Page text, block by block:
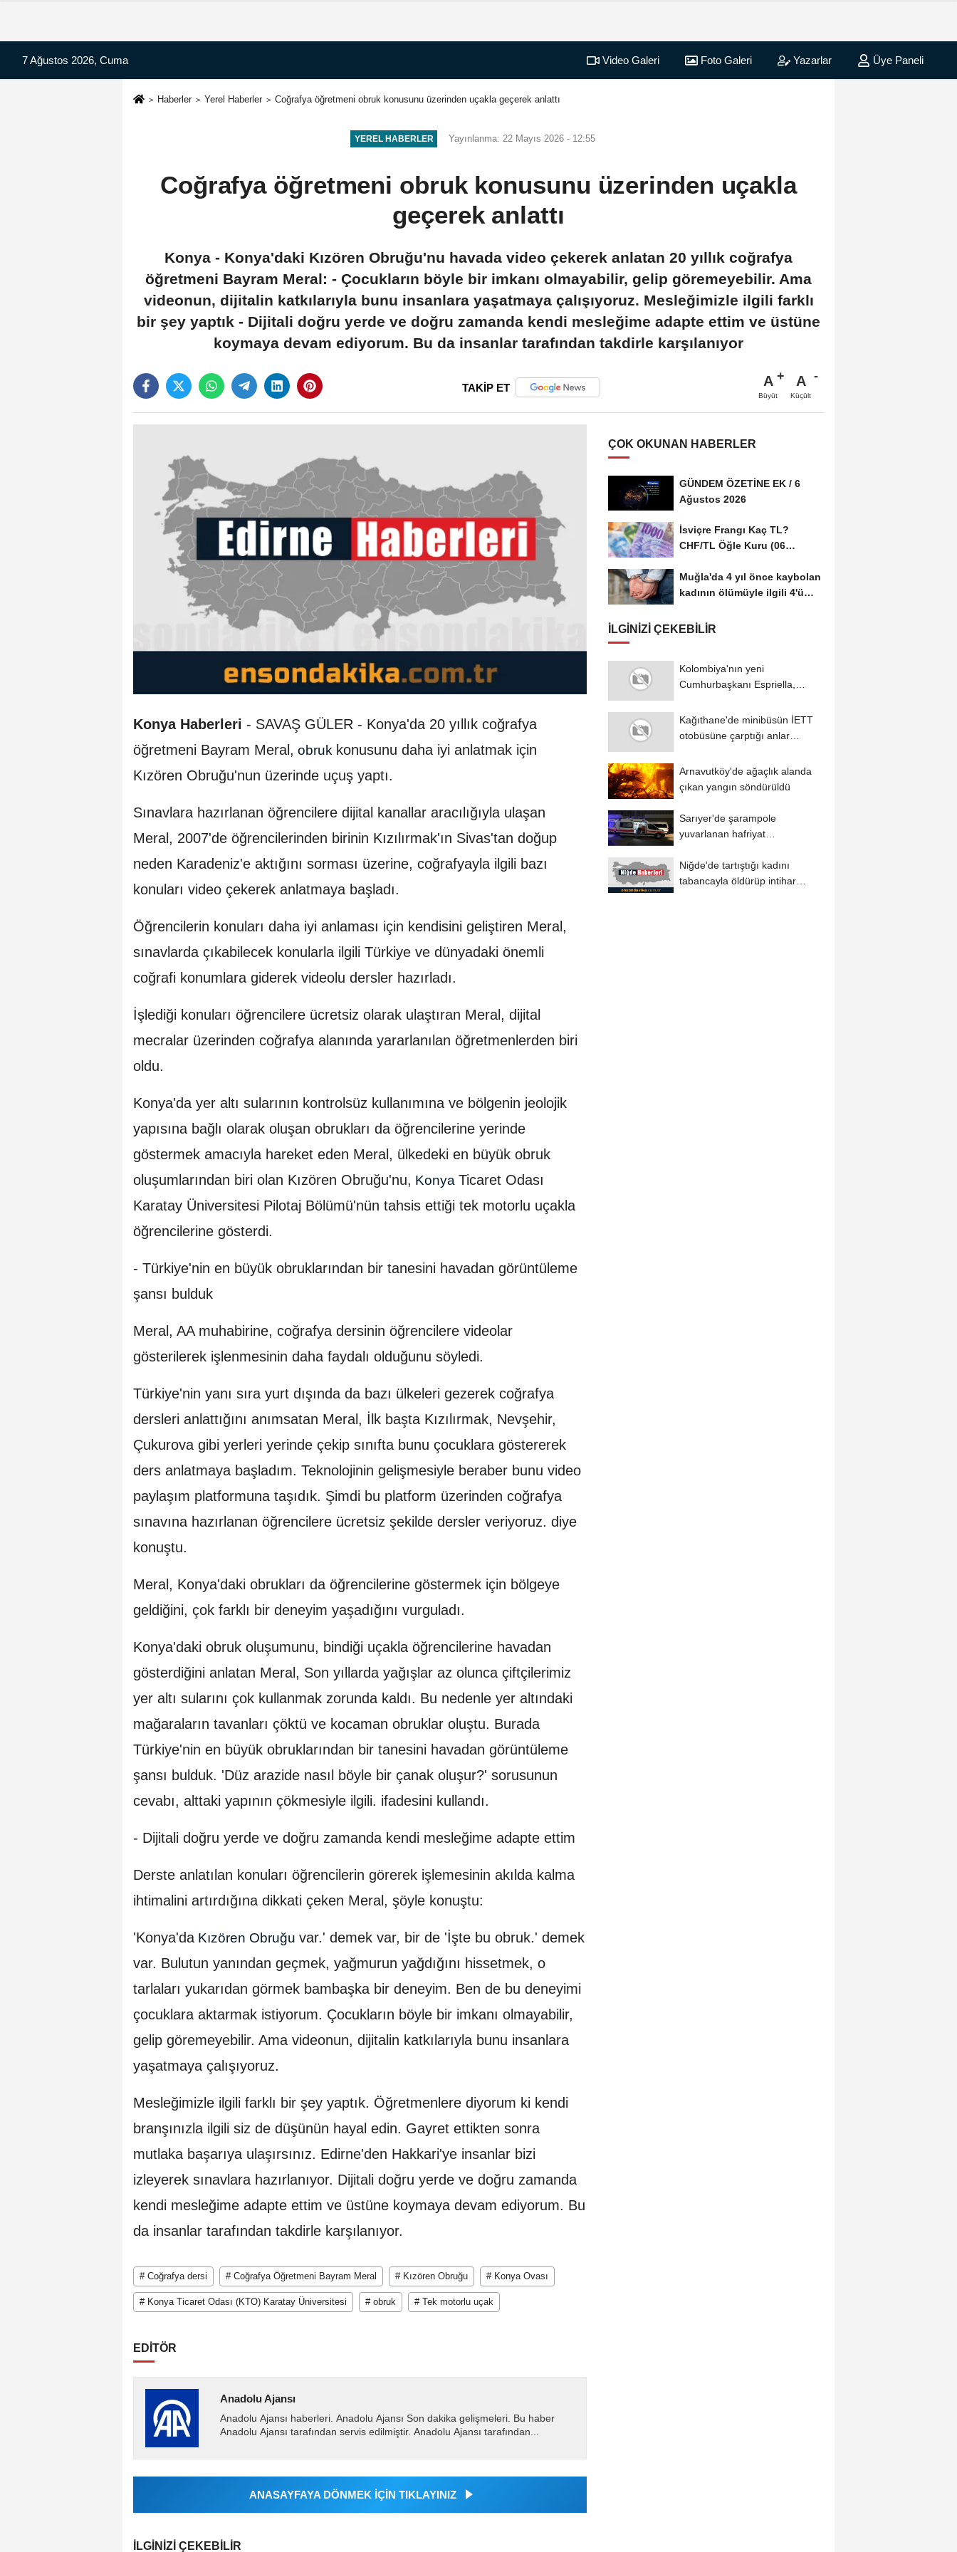
7 Ağustos 2026, Cuma Video Galeri Foto Galeri Yazarlar Üye Paneli
Haberler Yerel Haberler Coğrafya öğretmeni obruk konusunu üzerinden uçakla geçerek anlattı
YEREL HABERLER Yayınlanma: 22 Mayıs 2026 - 12:55
Coğrafya öğretmeni obruk konusunu üzerinden uçakla
geçerek anlattı
Konya - Konya'daki Kızören Obruğu'nu havada video çekerek anlatan 20 yıllık coğrafya
öğretmeni Bayram Meral: - Çocukların böyle bir imkanı olmayabilir, gelip göremeyebilir. Ama
videonun, dijitalin katkılarıyla bunu insanlara yaşatmaya çalışıyoruz. Mesleğimizle ilgili farklı
bir şey yaptık - Dijitali doğru yerde ve doğru zamanda kendi mesleğime adapte ettim ve üstüne
koymaya devam ediyorum. Bu da insanlar tarafından takdirle karşılanıyor
TAKİP ET A
Büyüt
A
Küçült
Konya Haberleri - SAVAŞ GÜLER - Konya'da 20 yıllık coğrafya
öğretmeni Bayram Meral, obruk konusunu daha iyi anlatmak için
Kızören Obruğu'nun üzerinde uçuş yaptı.
Sınavlara hazırlanan öğrencilere dijital kanallar aracılığıyla ulaşan
Meral, 2007'de öğrencilerinden birinin Kızılırmak'ın Sivas'tan doğup
neden Karadeniz'e aktığını sorması üzerine, coğrafyayla ilgili bazı
konuları video çekerek anlatmaya başladı.
Öğrencilerin konuları daha iyi anlaması için kendisini geliştiren Meral,
sınavlarda çıkabilecek konularla ilgili Türkiye ve dünyadaki önemli
coğrafi konumlara giderek videolu dersler hazırladı.
İşlediği konuları öğrencilere ücretsiz olarak ulaştıran Meral, dijital
mecralar üzerinden coğrafya alanında yararlanılan öğretmenlerden biri
oldu.
Konya'da yer altı sularının kontrolsüz kullanımına ve bölgenin jeolojik
yapısına bağlı olarak oluşan obrukları da öğrencilerine yerinde
göstermek amacıyla hareket eden Meral, ülkedeki en büyük obruk
oluşumlarından biri olan Kızören Obruğu'nu, Konya Ticaret Odası
Karatay Üniversitesi Pilotaj Bölümü'nün tahsis ettiği tek motorlu uçakla
öğrencilerine gösterdi.
- Türkiye'nin en büyük obruklarından bir tanesini havadan görüntüleme
şansı bulduk
Meral, AA muhabirine, coğrafya dersinin öğrencilere videolar
gösterilerek işlenmesinin daha faydalı olduğunu söyledi.
Türkiye'nin yanı sıra yurt dışında da bazı ülkeleri gezerek coğrafya
dersleri anlattığını anımsatan Meral, İlk başta Kızılırmak, Nevşehir,
Çukurova gibi yerleri yerinde çekip sınıfta bunu çocuklara göstererek
ders anlatmaya başladım. Teknolojinin gelişmesiyle beraber bunu video
paylaşım platformuna taşıdık. Şimdi bu platform üzerinden coğrafya
sınavına hazırlanan öğrencilere ücretsiz şekilde dersler veriyoruz. diye
konuştu.
Meral, Konya'daki obrukları da öğrencilerine göstermek için bölgeye
geldiğini, çok farklı bir deneyim yaşadığını vurguladı.
Konya'daki obruk oluşumunu, bindiği uçakla öğrencilerine havadan
gösterdiğini anlatan Meral, Son yıllarda yağışlar az olunca çiftçilerimiz
yer altı sularını çok kullanmak zorunda kaldı. Bu nedenle yer altındaki
mağaraların tavanları çöktü ve kocaman obruklar oluştu. Burada
Türkiye'nin en büyük obruklarından bir tanesini havadan görüntüleme
şansı bulduk. 'Düz arazide nasıl böyle bir çanak oluşur?' sorusunun
cevabı, alttaki yapının çökmesiyle ilgili. ifadesini kullandı.
- Dijitali doğru yerde ve doğru zamanda kendi mesleğime adapte ettim
Derste anlatılan konuları öğrencilerin görerek işlemesinin akılda kalma
ihtimalini artırdığına dikkati çeken Meral, şöyle konuştu:
'Konya'da Kızören Obruğu var.' demek var, bir de 'İşte bu obruk.' demek
var. Bulutun yanından geçmek, yağmurun yağdığını hissetmek, o
tarlaları yukarıdan görmek bambaşka bir deneyim. Ben de bu deneyimi
çocuklara aktarmak istiyorum. Çocukların böyle bir imkanı olmayabilir,
gelip göremeyebilir. Ama videonun, dijitalin katkılarıyla bunu insanlara
yaşatmaya çalışıyoruz.
Mesleğimizle ilgili farklı bir şey yaptık. Öğretmenlere diyorum ki kendi
branşınızla ilgili siz de düşünün hayal edin. Gayret ettikten sonra
mutlaka başarıya ulaşırsınız. Edirne'den Hakkari'ye insanlar bizi
izleyerek sınavlara hazırlanıyor. Dijitali doğru yerde ve doğru zamanda
kendi mesleğime adapte ettim ve üstüne koymaya devam ediyorum. Bu
da insanlar tarafından takdirle karşılanıyor.
# Coğrafya dersi # Coğrafya Öğretmeni Bayram Meral # Kızören Obruğu # Konya Ovası
# Konya Ticaret Odası (KTO) Karatay Üniversitesi # obruk # Tek motorlu uçak
EDİTÖR
Anadolu Ajansı
Anadolu Ajansı haberleri. Anadolu Ajansı Son dakika gelişmeleri. Bu haber
Anadolu Ajansı tarafından servis edilmiştir. Anadolu Ajansı tarafından...
ANASAYFAYA DÖNMEK İÇİN TIKLAYINIZ
İLGINIZI ÇEKEBILIR
ÇOK OKUNAN HABERLER
GÜNDEM ÖZETİNE EK / 6
Ağustos 2026
İsviçre Frangı Kaç TL?
CHF/TL Öğle Kuru (06
Muğla'da 4 yıl önce kaybolan
kadının ölümüyle ilgili 4'ü
İLGINIZI ÇEKEBILIR
Kolombiya'nın yeni
Cumhurbaşkanı Espriella,
Kağıthane'de minibüsün İETT
otobüsüne çarptığı anlar
Arnavutköy'de ağaçlık alanda
çıkan yangın söndürüldü
Sarıyer'de şarampole
yuvarlanan hafriyat
yaralandı
Niğde'de tartıştığı kadını
tabancayla öldürüp intihar